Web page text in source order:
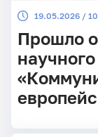
19.05.2026 /
Прошло